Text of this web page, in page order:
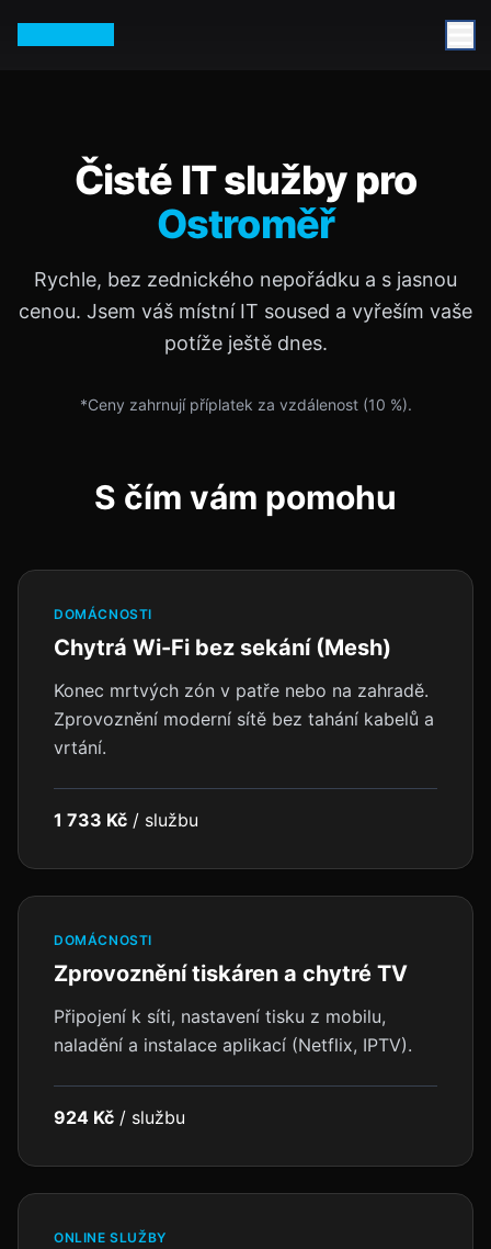
Čisté IT služby pro
Ostroměř
Rychle, bez zednického nepořádku a s jasnou
cenou. Jsem váš místní IT soused a vyřeším vaše
potíže ještě dnes.
*Ceny zahrnují příplatek za vzdálenost (10 %).
S čím vám pomohu
DOMÁCNOSTI
Chytrá Wi-Fi bez sekání (Mesh)
Konec mrtvých zón v patře nebo na zahradě.
Zprovoznění moderní sítě bez tahání kabelů a
vrtání.
1 733 Kč / službu
DOMÁCNOSTI
Zprovoznění tiskáren a chytré TV
Připojení k síti, nastavení tisku z mobilu,
naladění a instalace aplikací (Netflix, IPTV).
924 Kč / službu
ONLINE SLUŽBY